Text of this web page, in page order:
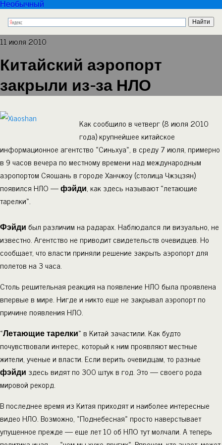
Необычный
11 июля 2010
Китайский аэропорт
закрыли из-за НЛО
Как сообщило в четверг (8 июля 2010
года) крупнейшее китайское
информационное агентство «Синьхуа», в среду 7 июля, примерно
в 9 часов вечера по местному времени над международным
аэропортом Сяошань в городе Ханчжоу (столица Чжэцзян)
появился НЛО —фэйди, как здесь называют «летающие
тарелки».
Фэйдибыл различим на радарах. Наблюдался ли визуально, не
известно. Агентство не приводит свидетельств очевидцев. Но
сообщает, что власти приняли решение закрыть аэропорт для
полетов на 3 часа.
Столь решительная реакция на появление НЛО была проявлена
впервые в мире. Нигде и никто еще не закрывал аэропорт по
причине появления НЛО.
«Летающие тарелки» в Китай зачастили. Как будто
почувствовали интерес, который к ним проявляют местные
жители, ученые и власти. Если верить очевидцам, то разные
фэйди здесь видят по 300 штук в год. Это — своего рода
мировой рекорд.
В последнее время из Китая приходят и наиболее интересные
видео НЛО. Возможно, «Поднебесная» просто наверстывает
упущенное прежде — еще лет 10 об НЛО тут молчали. А теперь